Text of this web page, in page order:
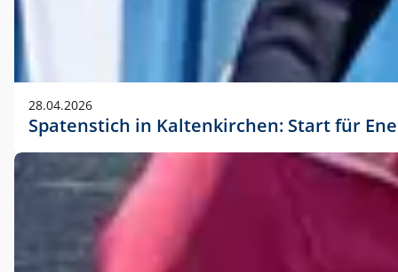
28.04.2026
Spatenstich in Kaltenkirchen: Start für